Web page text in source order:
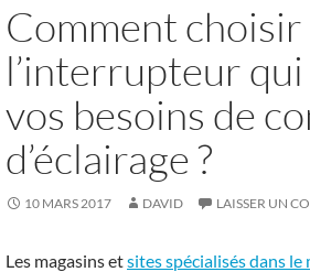
Comment choisir
l’interrupteur
vos besoins de
d’éclairage ?
10 MARS 2017 DAVID LAISSER UN
Les magasins etsites spécialisés dans